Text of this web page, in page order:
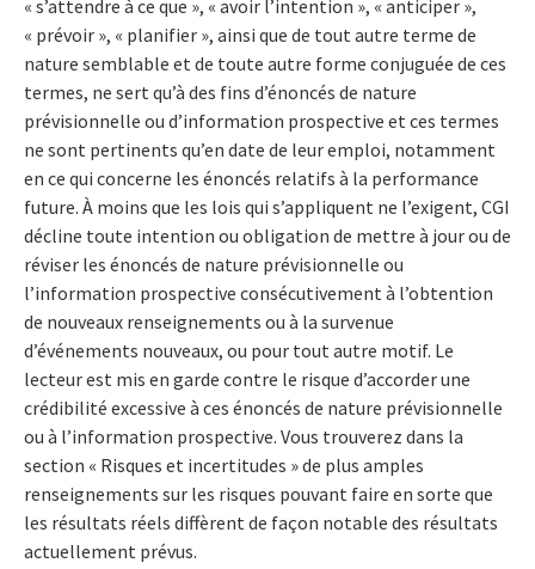
« s’attendre à ce que », « avoir l’intention », « anticiper »,
« prévoir », « planifier », ainsi que de tout autre terme de
nature semblable et de toute autre forme conjuguée de ces
termes, ne sert qu’à des fins d’énoncés de nature
prévisionnelle ou d’information prospective et ces termes
ne sont pertinents qu’en date de leur emploi, notamment
en ce qui concerne les énoncés relatifs à la performance
future. À moins que les lois qui s’appliquent ne l’exigent, CGI
décline toute intention ou obligation de mettre à jour ou de
réviser les énoncés de nature prévisionnelle ou
l’information prospective consécutivement à l’obtention
de nouveaux renseignements ou à la survenue
d’événements nouveaux, ou pour tout autre motif. Le
lecteur est mis en garde contre le risque d’accorder une
crédibilité excessive à ces énoncés de nature prévisionnelle
ou à l’information prospective. Vous trouverez dans la
section « Risques et incertitudes » de plus amples
renseignements sur les risques pouvant faire en sorte que
les résultats réels diffèrent de façon notable des résultats
actuellement prévus.